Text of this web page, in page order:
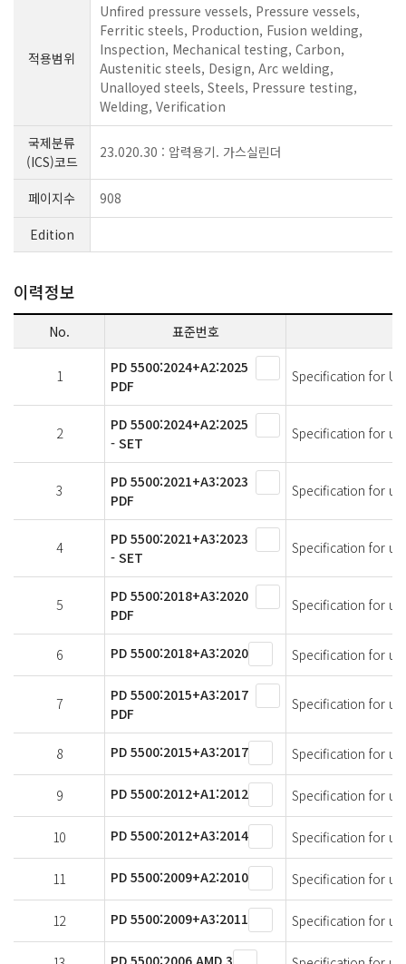
적용범위
Unfired pressure vessels, Pressure vessels,
Ferritic steels, Production, Fusion welding,
Inspection, Mechanical testing, Carbon,
Austenitic steels, Design, Arc welding,
Unalloyed steels, Steels, Pressure testing,
Welding, Verification
국제분류
(ICS)코드
23.020.30 : 압력용기. 가스실린더
페이지수
908
Edition
이력정보
No. 표준번호
1
PD 5500:2024+A2:2025
PDF
Specification for
2
PD 5500:2024+A2:2025
- SET
Specification for
3
PD 5500:2021+A3:2023
PDF
Specification for
4
PD 5500:2021+A3:2023
- SET
Specification for
5
PD 5500:2018+A3:2020
PDF
Specification for
6 PD 5500:2018+A3:2020 Specification for
7
PD 5500:2015+A3:2017
PDF
Specification for
8 PD 5500:2015+A3:2017 Specification for
9 PD 5500:2012+A1:2012 Specification for
10 PD 5500:2012+A3:2014 Specification for
11 PD 5500:2009+A2:2010 Specification for
12 PD 5500:2009+A3:2011 Specification for
PD 5500:2006 AMD 3